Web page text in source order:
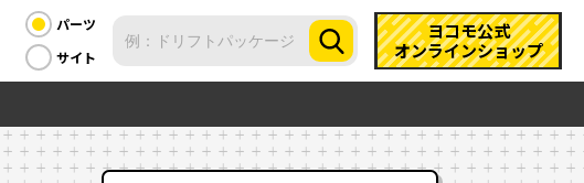
パーツ
サイト
ヨコモ公式
オンラインショップ